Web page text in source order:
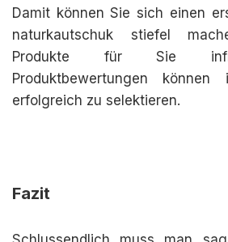
Damit können Sie sich einen
naturkautschuk stiefel
Produkte für Sie
Produktbewertungen
erfolgreich zu selektieren.
Fazit